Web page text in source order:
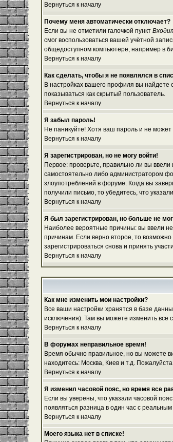
Вернуться к началу
Почему меня автоматически отключает?
Если вы не отметили галочкой пункт
смог воспользоваться вашей учётной
общедоступном компьютере, например в
Вернуться к началу
Как сделать, чтобы я не появлялся в
В настройках вашего профиля вы найдете
показываться как скрытый пользователь.
Вернуться к началу
Я забыл пароль!
Не паникуйте! Хотя ваш пароль и не
Вернуться к началу
Я зарегистрирован, но не могу войти!
Первое: проверьте, правильно ли вы
самостоятельно либо администратором
злоупотреблений в форуме. Когда вы
получили письмо, то убедитесь, что
Вернуться к началу
Я был зарегистрирован, но больше не
Наиболее вероятные причины: вы ввели
причинам. Если верно второе, то
зарегистрироваться снова и принять
Вернуться к началу
Как мне изменить мои настройки?
Все ваши настройки хранятся в базе
исключения). Там вы можете изменить все
Вернуться к началу
В форумах неправильное время!
Время обычно правильное, но вы можете
находитесь: Москва, Киев и т.д.
Вернуться к началу
Я изменил часовой пояс, но время все
Если вы уверены, что указали часовой
появляться разница в один час с
Вернуться к началу
Моего языка нет в списке!